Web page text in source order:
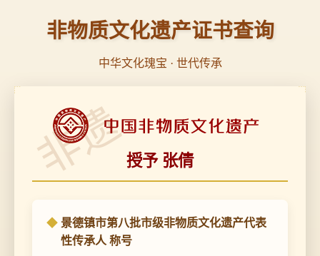
非物质文化遗产证书查询
中华文化瑰宝 · 世代传承
非遗授予 张倩
景德镇市第八批市级非物质文化遗产代表
性传承人 称号